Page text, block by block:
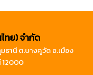
ทย) จำกัด
านี ต.บางคูวัด อ.เมือง
12000